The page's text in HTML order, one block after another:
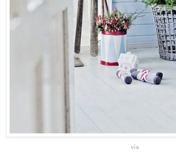
vía